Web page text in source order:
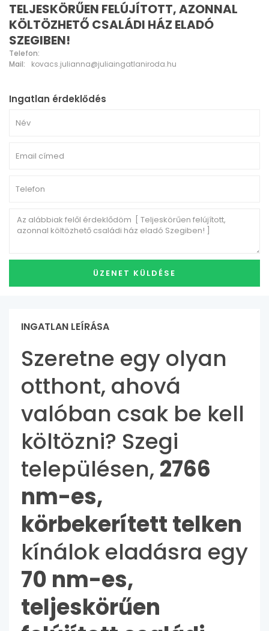
TELJESKÖRŰEN FELÚJÍTOTT, AZONNAL
KÖLTÖZHETŐ CSALÁDI HÁZ ELADÓ
SZEGIBEN!
Telefon:
Mail:
kovacs.julianna@juliaingatlaniroda.hu
Ingatlan érdeklődés
INGATLAN LEÍRÁSA
Szeretne egy olyan
otthont, ahová
valóban csak be kell
költözni? Szegi
településen, 2766
nm-es,
körbekerített telken
kínálok eladásra egy
70 nm-es,
teljeskörűen